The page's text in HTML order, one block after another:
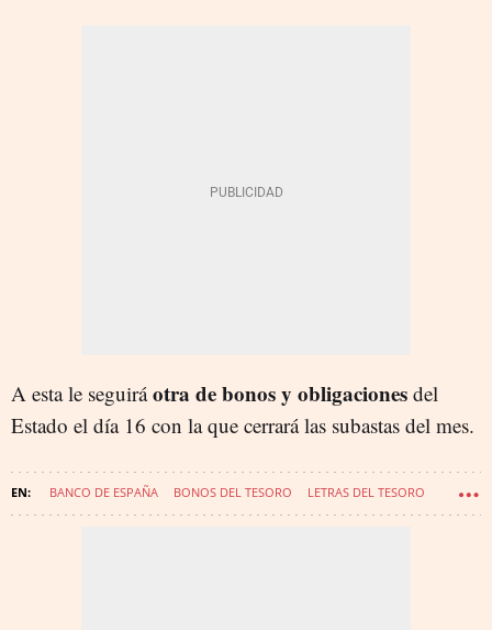
A esta le seguiráotra de bonos y obligaciones del
Estado el día 16 con la que cerrará las subastas del mes.
BANCO DE ESPAÑA BONOS DEL TESORO LETRAS DEL TESORO